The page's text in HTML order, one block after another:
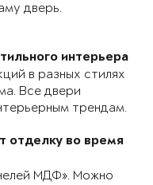
дверь.
интерьера
в разных стилях
Все двери
трендам.
отделку во время
МДФ». Можно